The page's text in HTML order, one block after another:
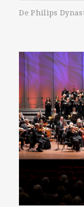
De Philips